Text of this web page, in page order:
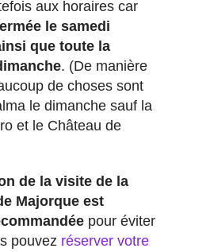
aux horaires car
le samedi
que toute la
. (De manière
de choses sont
le dimanche sauf la
et le Château de
de la visite de la
Majorque est
pour éviter
pouvez réserver votre